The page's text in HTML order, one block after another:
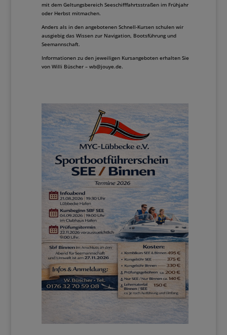
mit dem Geltungsbereich Seeschifffahrtsstraßen im Frühjahr
oder Herbst mitmachen.
Anders als in den angebotenen Schnell-Kursen schulen wir
ausgiebig das Wissen zur Navigation, Bootsführung und
Seemannschaft.
Informationen zu den jeweiligen Kursangeboten erhalten Sie
von Willi Büscher – wb@jouye.de.